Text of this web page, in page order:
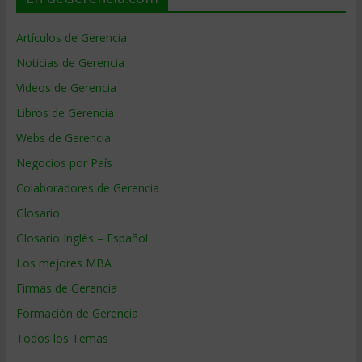
Artículos de Gerencia
Noticias de Gerencia
Videos de Gerencia
Libros de Gerencia
Webs de Gerencia
Negocios por País
Colaboradores de Gerencia
Glosario
Glosario Inglés – Español
Los mejores MBA
Firmas de Gerencia
Formación de Gerencia
Todos los Temas